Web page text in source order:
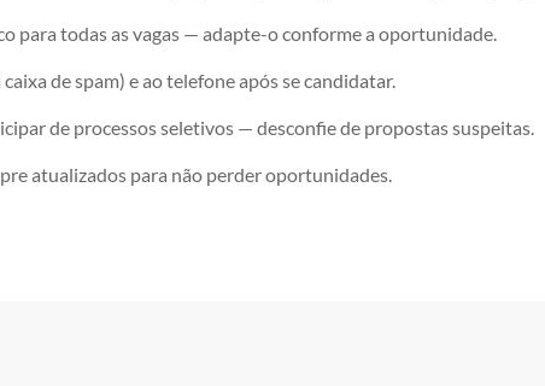
para todas as vagas — adapte-o conforme a oportunidade.
de spam) e ao telefone após se candidatar.
de processos seletivos — desconfie de propostas suspeitas.
atualizados para não perder oportunidades.